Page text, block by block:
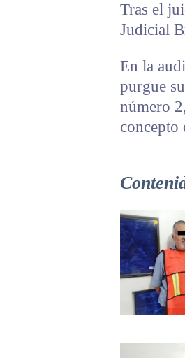
Tras el
Judicial
En la
purgue
número
concepto